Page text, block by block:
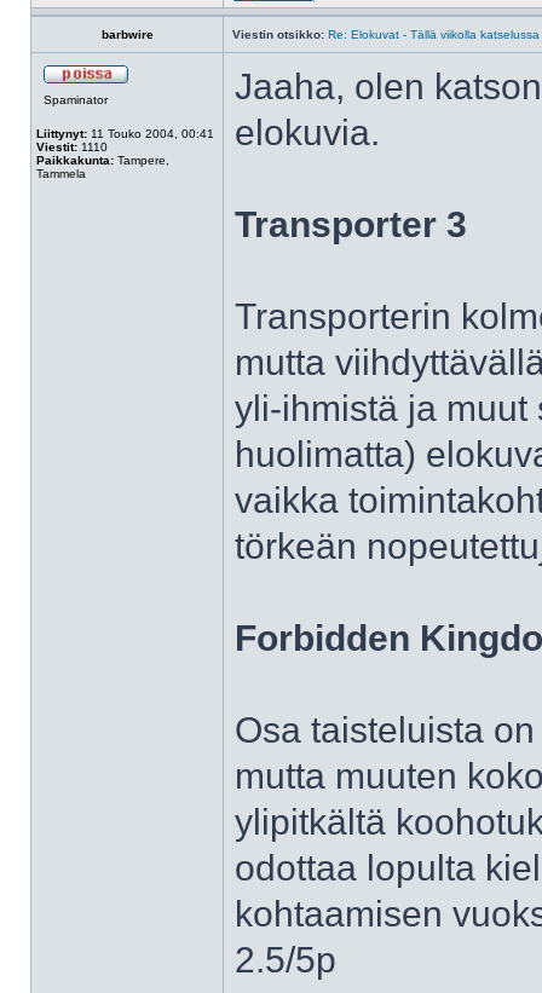
barbwire Viestin otsikko: Re: Elokuvat - Tällä viikolla katselussa
Spaminator
Liittynyt: 11 Touko 2004, 00:41
Viestit: 1110
Paikkakunta: Tampere,
Tammela
Jaaha, olen
elokuvia.
Transporter 3
Transporterin
mutta
yli-ihmistä ja muut
huolimatta)
vaikka
törkeän
Forbidden
Osa taisteluista
mutta muuten
ylipitkältä
odottaa lopulta
kohtaamisen
2.5/5p